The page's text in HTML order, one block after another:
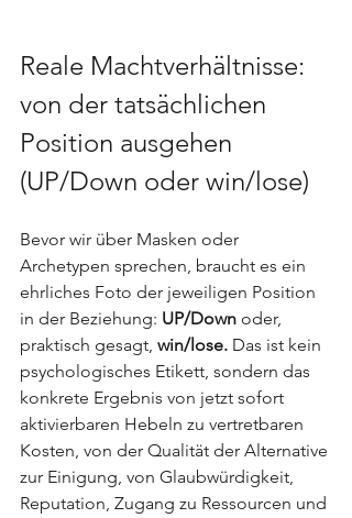
Reale Machtverhältnisse:
von der tatsächlichen
Position ausgehen
(UP/Down oder win/lose)
Bevor wir über Masken oder
Archetypen sprechen, braucht es ein
ehrliches Foto der jeweiligen Position
in der Beziehung: UP/Down oder,
praktisch gesagt, win/lose. Das ist kein
psychologisches Etikett, sondern das
konkrete Ergebnis von jetzt sofort
aktivierbaren Hebeln zu vertretbaren
Kosten, von der Qualität der Alternative
zur Einigung, von Glaubwürdigkeit,
Reputation, Zugang zu Ressourcen und